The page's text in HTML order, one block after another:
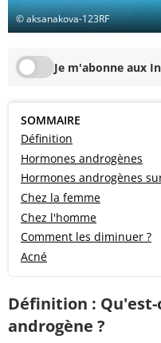
© aksanakova-123RF
Je m'abonne aux
SOMMAIRE
Définition
Hormones androgènes
Hormones androgènes
Chez la femme
Chez l'homme
Comment les diminuer ?
Acné
Définition :
androgène ?